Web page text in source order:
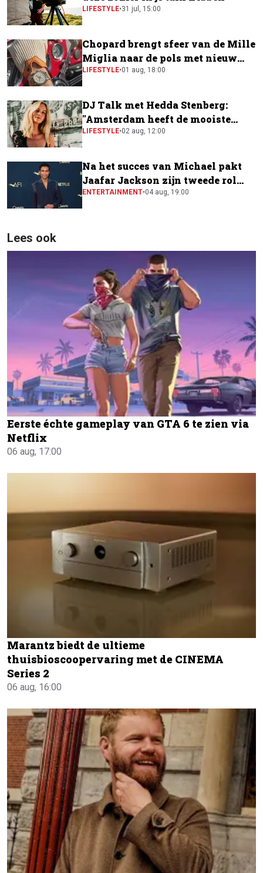
LIFESTYLE•31 jul, 15:00
Chopard brengt sfeer van de Mille
Miglia naar de pols met nieuw
horloge
LIFESTYLE•01 aug, 18:00
DJ Talk met Hedda Stenberg:
"Amsterdam heeft de mooiste
festivalscene van Europa"
LIFESTYLE•02 aug, 12:00
Na het succes van Michael pakt
Jaafar Jackson zijn tweede rol
naast Will Smith
ENTERTAINMENT•04 aug, 19:00
Lees ook
Eerste échte gameplay van GTA 6 te zien via
Netflix
06 aug, 17:00
Marantz biedt de ultieme
thuisbioscoopervaring met de CINEMA
Series 2
06 aug, 16:00